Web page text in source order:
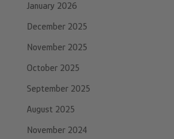
January 2026
December 2025
November 2025
October 2025
September 2025
August 2025
November 2024